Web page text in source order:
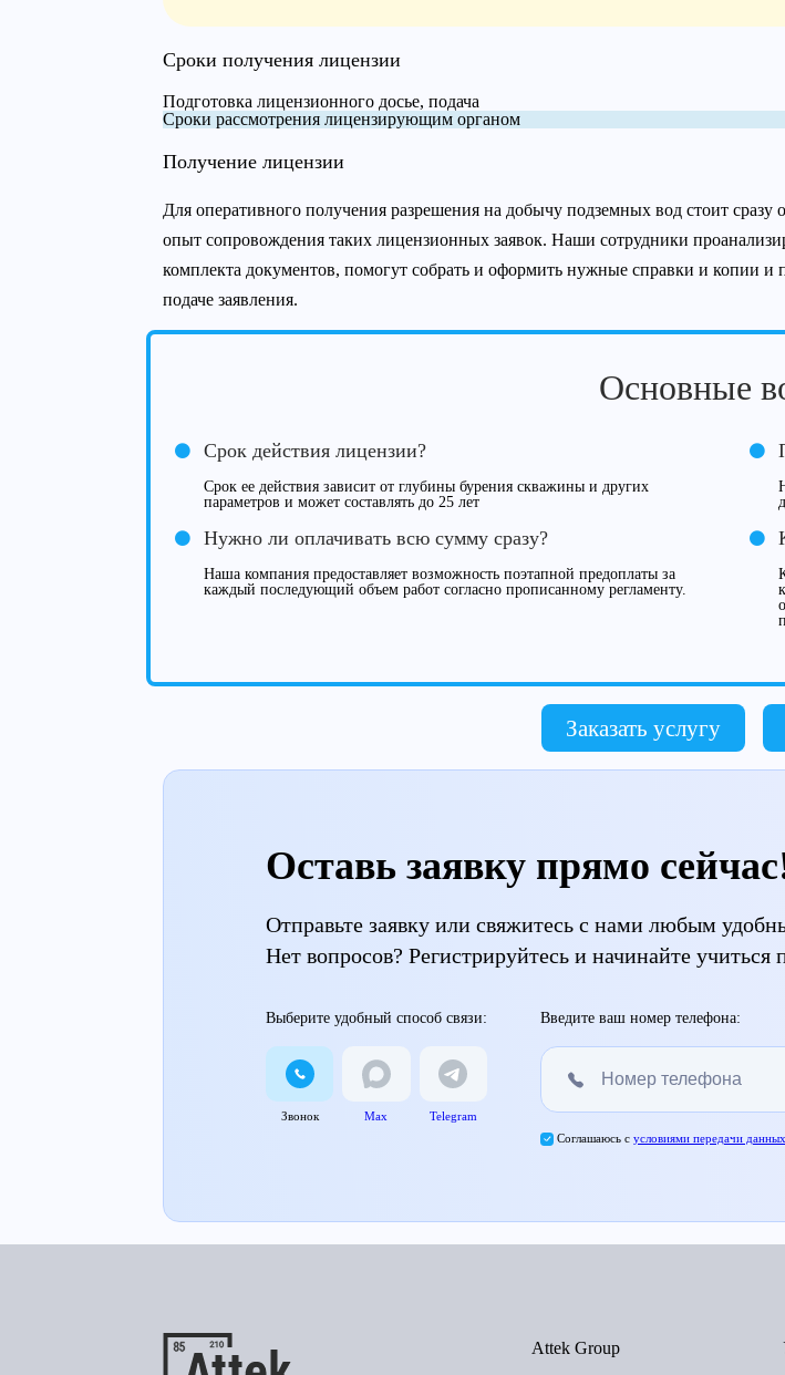
Сроки получения лицензии
Подготовка лицензионного досье, подача
Сроки рассмотрения лицензирующим органом
Получение лицензии
Для оперативного получения разрешения на добычу подземных вод стоит
опыт сопровождения таких лицензионных заявок. Наши сотрудники
комплекта документов, помогут собрать и оформить нужные справки и копии
подаче заявления.
Основные
Срок действия лицензии?
Срок ее действия зависит от глубины бурения скважины и других
параметров и может составлять до 25 лет
Нужно ли оплачивать всю сумму сразу?
Наша компания предоставляет возможность поэтапной предоплаты за
каждый последующий объем работ согласно прописанному регламенту.
Заказать услугу
Оставь заявку прямо
Отправьте заявку или свяжитесь с нами любым
Нет вопросов? Регистрируйтесь и начинайте учиться
Выберите удобный способ связи:
Звонок Max Telegram
Введите ваш номер телефона:
Соглашаюсь с условиями передачи данных
Attek Group